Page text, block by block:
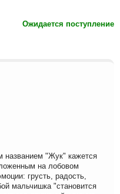
Ожидается поступление
названием "Жук" кажется
на лобовом
грусть, радость,
мальчишка "становится